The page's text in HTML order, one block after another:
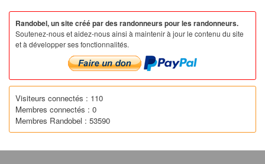
Randobel, un site créé par des randonneurs pour les randonneurs.
Soutenez-nous et aidez-nous ainsi à maintenir à jour le contenu du site
et à développer ses fonctionnalités.
Visiteurs connectés : 110
Membres connectés : 0
Membres Randobel : 53590